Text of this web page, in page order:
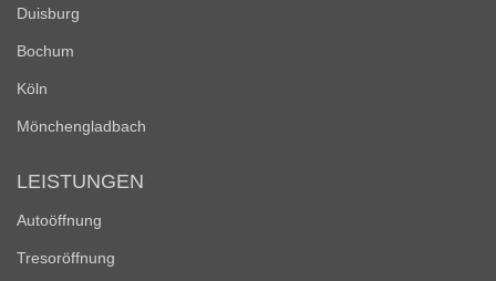
Duisburg
Bochum
Köln
Mönchengladbach
LEISTUNGEN
Autoöffnung
Tresoröffnung